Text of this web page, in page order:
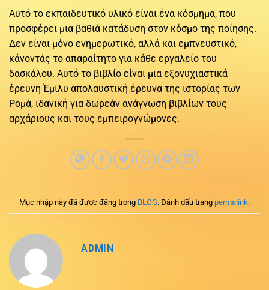
Αυτό το εκπαιδευτικό υλικό είναι ένα κόσμημα, που
προσφέρει μια βαθιά κατάδυση στον κόσμο της ποίησης.
Δεν είναι μόνο ενημερωτικό, αλλά και εμπνευστικό,
κάνοντάς το απαραίτητο για κάθε εργαλείο του
δασκάλου. Αυτό το βιβλίο είναι μια εξονυχιαστικά
έρευνη Έμιλυ απολαυστική έρευνα της ιστορίας των
Ρομά, ιδανική για δωρεάν ανάγνωση βιβλίων τους
αρχάριους και τους εμπειρογνώμονες.
Mục nhập này đã được đăng trong BLOG. Đánh dấu trang permalink.
ADMIN